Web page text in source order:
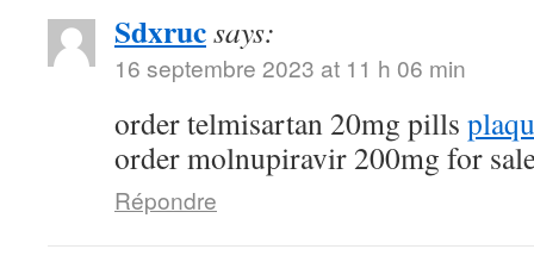
Sdxrucsays:
16 septembre 2023 at 11 h 06 min
order telmisartan 20mg pills
order molnupiravir 200mg for
Répondre